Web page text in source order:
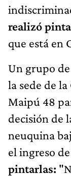
realizó
que está en
Un grupo
la sede de
Maipú 48
decisión de
neuquina
el ingreso
pintarlas: